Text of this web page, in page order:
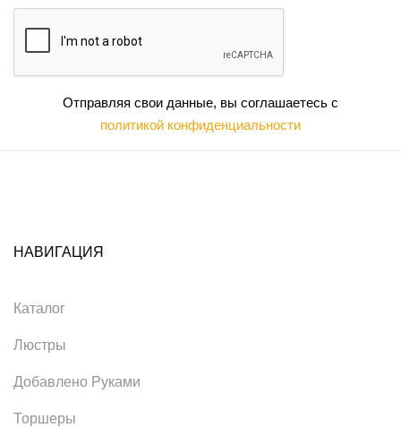
Отправляя свои данные, вы соглашаетесь с
политикой конфиденциальности
НАВИГАЦИЯ
Каталог
Люстры
Добавлено Руками
Торшеры